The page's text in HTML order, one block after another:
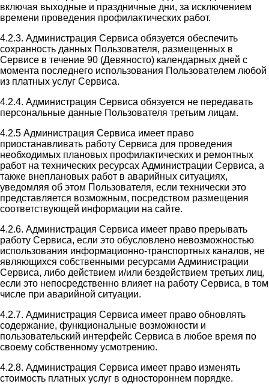
включая выходные и праздничные дни, за исключением
времени проведения профилактических работ.
4.2.3. Администрация Сервиса обязуется обеспечить
сохранность данных Пользователя, размещенных в
Сервисе в течение 90 (Девяносто) календарных дней с
момента последнего использования Пользователем любой
из платных услуг Сервиса.
4.2.4. Администрация Сервиса обязуется не передавать
персональные данные Пользователя третьим лицам.
4.2.5 Администрация Сервиса имеет право
приостанавливать работу Сервиса для проведения
необходимых плановых профилактических и ремонтных
работ на технических ресурсах Администрации Сервиса, а
также внеплановых работ в аварийных ситуациях,
уведомляя об этом Пользователя, если технически это
представляется возможным, посредством размещения
соответствующей информации на сайте.
4.2.6. Администрация Сервиса имеет право прерывать
работу Сервиса, если это обусловлено невозможностью
использования информационно-транспортных каналов, не
являющихся собственными ресурсами Администрации
Сервиса, либо действием и/или бездействием третьих лиц,
если это непосредственно влияет на работу Сервиса, в том
числе при аварийной ситуации.
4.2.7. Администрация Сервиса имеет право обновлять
содержание, функциональные возможности и
пользовательский интерфейс Сервиса в любое время по
своему собственному усмотрению.
4.2.8. Администрация Сервиса имеет право изменять
стоимость платных услуг в одностороннем порядке.